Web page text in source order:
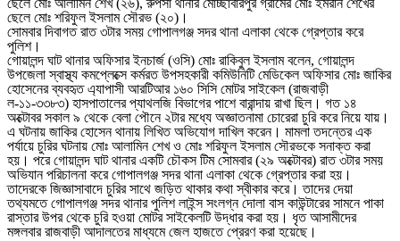
ছেলে মোঃ আলামিন শেখ (২৬), রুপসা থানার মোচ্ছাবারপুর গ্রামের মোঃ ইমরান শেখের
ছেলে মোঃ শরিফুল ইসলাম সৌরভ (২০)।
সোমবার দিবাগত রাত ৩টার সময় গোপালগঞ্জ সদর থানা এলাকা থেকে গ্রেপ্তার করে
পুলিশ।
গোয়ালন্দ ঘাট থানার অফিসার ইনচার্জ (ওসি) মোঃ রাকিবুল ইসলাম বলেন, গোয়ালন্দ
উপজেলা স্বাস্থ্য কমপ্লেক্সে কর্মরত উপসহকারী কমিউনিটি মেডিকেল অফিসার মোঃ জাকির
হোসেনের ব্যবহৃত এ্যাপাসী আরটিআর ১৬০ সিসি মোটর সাইকেল (রাজবাড়ী
ল-১১-৩৩৮৩) হাসপাতালের প্যাথলজি বিভাগের পাশে বারান্দায় রাখা ছিল। গত ১৪
অক্টোবর সকাল ৯ থেকে বেলা পৌনে ২টার মধ্যে অজ্ঞাতনামা চোরেরা চুরি করে নিয়ে যায়।
এ ঘটনায় জাকির হোসেন থানায় লিখিত অভিযোগ দাখিল করেন। মামলা তদন্তের এক
পর্যায়ে চুরির ঘটনায় মোঃ আলামিন শেখ ও মোঃ শরিফুল ইসলাম সৌরভকে সনাক্ত করা
হয়। পরে গোয়ালন্দ ঘাট থানার একটি চৌকস টিম সোমবার (২৯ অক্টোবর) রাত ৩টার সময়
অভিযান পরিচালনা করে গোপালগঞ্জ সদর থানা এলাকা থেকে গ্রেপ্তার করা হয়।
তাদেরকে জিজ্ঞাসাবাদে চুরির সাথে জড়িত থাকার কথা স্বীকার করে। তাদের দেয়া
তথ্যমতে গোপালগঞ্জ সদর থানার পুলিশ লাইন্স সংলগ্ন দোলা বাস কাউন্টারের সামনে পাকা
রাস্তার উপর থেকে চুরি হওয়া মোটর সাইকেলটি উদ্ধার করা হয়। ধৃত আসামীদের
মঙ্গলবার রাজবাড়ী আদালতের মাধ্যমে জেল হাজতে প্রেরণ করা হয়েছে।